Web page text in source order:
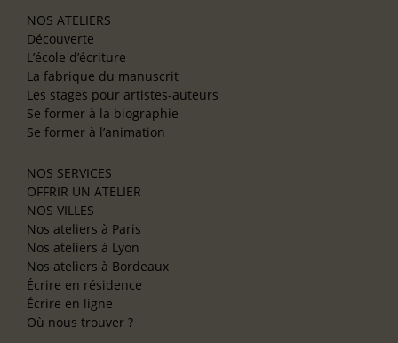
NOS ATELIERS
Découverte
L’école d’écriture
La fabrique du manuscrit
Les stages pour artistes-auteurs
Se former à la biographie
Se former à l’animation
NOS SERVICES
OFFRIR UN ATELIER
NOS VILLES
Nos ateliers à Paris
Nos ateliers à Lyon
Nos ateliers à Bordeaux
Écrire en résidence
Écrire en ligne
Où nous trouver ?